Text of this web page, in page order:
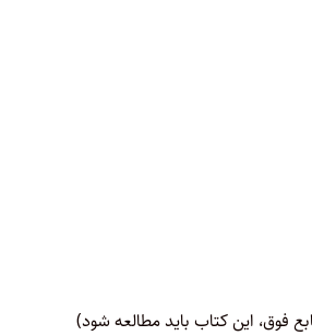
فوق، این کتاب باید مطالعه شود)